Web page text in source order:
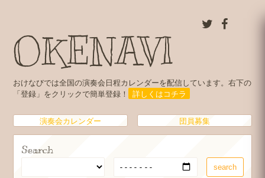
OKENAVI
おけなびでは全国の演奏会日程カレンダーを配信しています。右下の
「登録」をクリックで簡単登録！
詳しくはコチラ
演奏会カレンダー 団員募集
Search